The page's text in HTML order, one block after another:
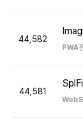
44,582
PWA
44,581